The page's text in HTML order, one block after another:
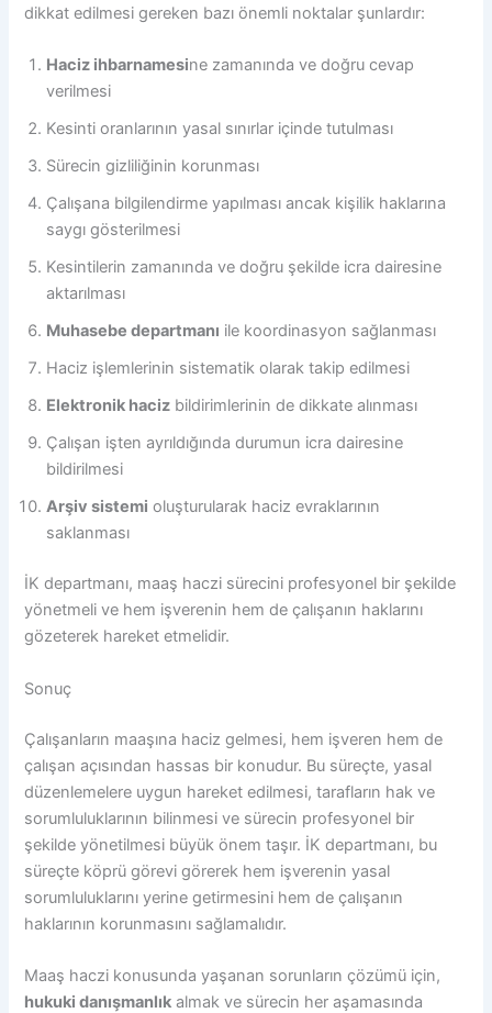
dikkat edilmesi gereken bazı önemli noktalar şunlardır:
Haciz ihbarnamesine zamanında ve doğru cevap
verilmesi
Kesinti oranlarının yasal sınırlar içinde tutulması
Sürecin gizliliğinin korunması
Çalışana bilgilendirme yapılması ancak kişilik haklarına
saygı gösterilmesi
Kesintilerin zamanında ve doğru şekilde icra dairesine
aktarılması
Muhasebe departmanı ile koordinasyon sağlanması
Haciz işlemlerinin sistematik olarak takip edilmesi
Elektronik haciz bildirimlerinin de dikkate alınması
Çalışan işten ayrıldığında durumun icra dairesine
bildirilmesi
Arşiv sistemi oluşturularak haciz evraklarının
saklanması
İK departmanı, maaş haczi sürecini profesyonel bir şekilde
yönetmeli ve hem işverenin hem de çalışanın haklarını
gözeterek hareket etmelidir.
Sonuç
Çalışanların maaşına haciz gelmesi, hem işveren hem de
çalışan açısından hassas bir konudur. Bu süreçte, yasal
düzenlemelere uygun hareket edilmesi, tarafların hak ve
sorumluluklarının bilinmesi ve sürecin profesyonel bir
şekilde yönetilmesi büyük önem taşır. İK departmanı, bu
süreçte köprü görevi görerek hem işverenin yasal
sorumluluklarını yerine getirmesini hem de çalışanın
haklarının korunmasını sağlamalıdır.
Maaş haczi konusunda yaşanan sorunların çözümü için,
hukuki danışmanlık almak ve sürecin her aşamasında